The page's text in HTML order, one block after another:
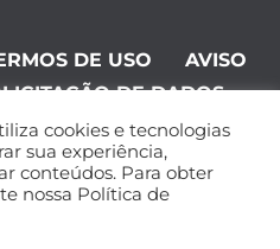
DE USO
AVISO
DE DADOS
os
cookies e tecnologias
sua experiência,
conteúdos. Para obter
nossa Política de